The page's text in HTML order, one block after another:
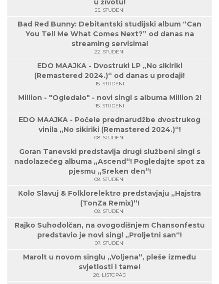
u životu!
25. STUDENI
Bad Red Bunny: Debitantski studijski album “Can
You Tell Me What Comes Next?” od danas na
streaming servisima!
22. STUDENI
EDO MAAJKA - Dvostruki LP „No sikiriki
(Remastered 2024.)“ od danas u prodaji!
15. STUDENI
Million - "Ogledalo" - novi singl s albuma Million 2!
15. STUDENI
EDO MAAJKA - Počele prednarudžbe dvostrukog
vinila „No sikiriki (Remastered 2024.)“!
08. STUDENI
Goran Tanevski predstavlja drugi službeni singl s
nadolazećeg albuma „Ascend“! Pogledajte spot za
pjesmu „Sreken den“!
08. STUDENI
Kolo Slavuj & Folklorelektro predstavjaju „Hajstra
(TonZa Remix)“!
08. STUDENI
Rajko Suhodolčan, na ovogodišnjem Chansonfestu
predstavio je novi singl „Proljetni san“!
07. STUDENI
Marolt u novom singlu „Voljena“, pleše između
svjetlosti i tame!
28. LISTOPAD